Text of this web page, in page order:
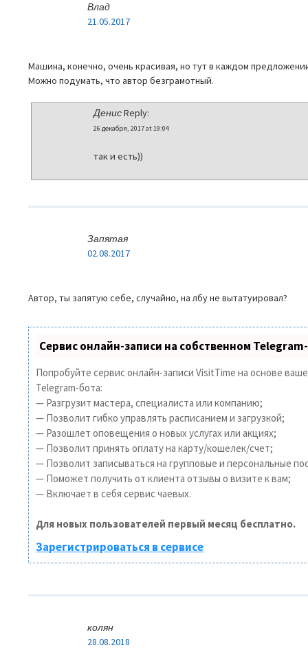
Влад
21.05.2017
Машина, конечно, очень красивая, но тут в каждом
Можно подумать, что автор безграмотный.
ДенисReply:
26 декабря, 2017 at 19:04
так и есть))
Запятая
02.08.2017
Автор, ты запятую себе, случайно, на лбу не вытатуировал?
Сервис онлайн-записи на собственном
Попробуйте сервис онлайн-записи VisitTime на основе
Telegram-бота:
— Разгрузит мастера, специалиста или компанию;
— Позволит гибко управлять расписанием и загрузкой;
— Разошлет оповещения о новых услугах или акциях;
— Позволит принять оплату на карту/кошелек/счет;
— Позволит записываться на групповые и персональные
— Поможет получить от клиента отзывы о визите к вам;
— Включает в себя сервис чаевых.
Для новых пользователей первый месяц бесплатно.
Зарегистрироваться в сервисе
колян
28.08.2018